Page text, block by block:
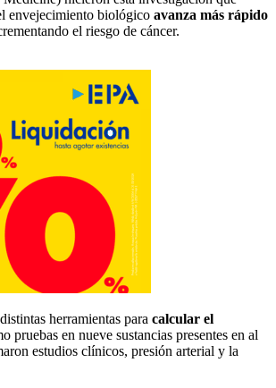
envejecimiento biológico avanza más rápido
el riesgo de cáncer.
herramientas para calcular el
pruebas en nueve sustancias presentes en al
estudios clínicos, presión arterial y la